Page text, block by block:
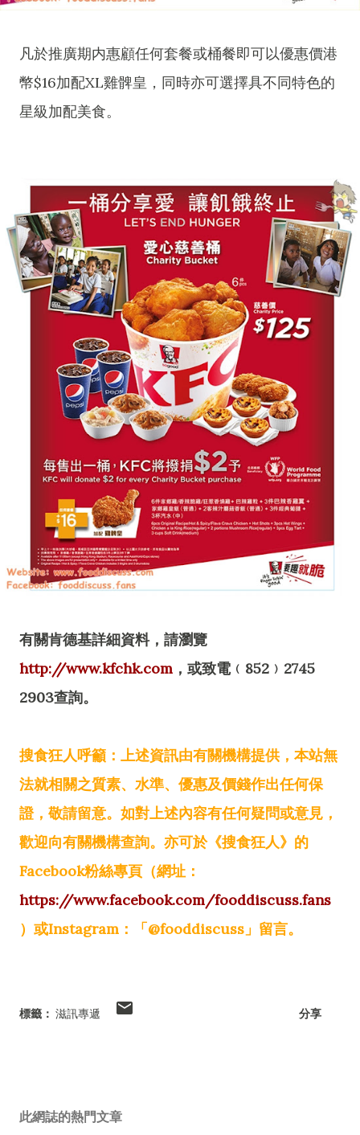
凡於推廣期内惠顧任何套餐或桶餐即可以優惠價港
幣$16加配XL雞髀皇，同時亦可選擇具不同特色的
星級加配美食。
有關肯德基詳細資料，請瀏覽
http://www.kfchk.com ，或致電﹙852﹚2745
2903查詢。
搜食狂人呼籲：上述資訊由有關機構提供，本站無
法就相關之質素、水準、優惠及價錢作出任何保
證，敬請留意。如對上述內容有任何疑問或意見，
歡迎向有關機構查詢。亦可於《搜食狂人》的
Facebook粉絲專頁（網址：
https://www.facebook.com/fooddiscuss.fans
）或Instagram：「@fooddiscuss」留言。
標籤： 滋訊專遞 分享
此網誌的熱門文章